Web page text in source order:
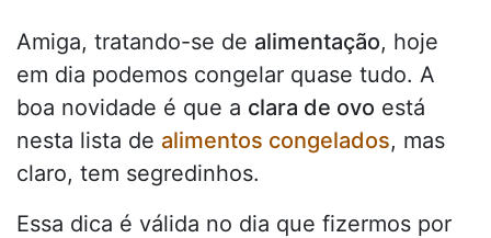
Amiga, tratando-se de alimentação, hoje
em dia podemos congelar quase tudo. A
boa novidade é que a clara de ovo está
nesta lista de alimentos congelados, mas
claro, tem segredinhos.
Essa dica é válida no dia que fizermos por